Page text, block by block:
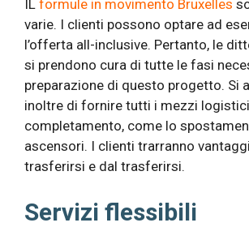
IL formule in movimento Bruxelles
varie. I clienti possono optare ad
l’offerta all-inclusive. Pertanto, le
si prendono cura di tutte le fasi
preparazione di questo progetto. Si
inoltre di fornire tutti i mezzi
completamento, come lo
ascensori. I clienti trarranno
trasferirsi e dal trasferirsi.
Servizi flessibili